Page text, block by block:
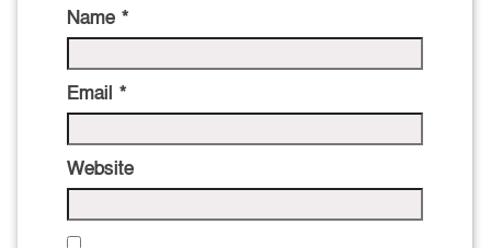
Name *
Email *
Website